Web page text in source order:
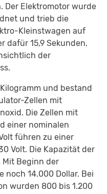
Der Elektromotor wurde
und trieb die
Kleinstwagen auf
dafür 15,9 Sekunden.
der
und bestand
Zellen mit
Die Zellen mit
einer nominalen
führen zu einer
Volt. Die Kapazität der
Mit Beginn der
noch 14.000 Dollar. Bei
wurden 800 bis 1.200